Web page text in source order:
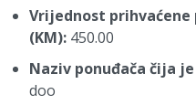
Vrijednost prihvaćene
(KM): 450.00
Naziv ponuđača čija
doo